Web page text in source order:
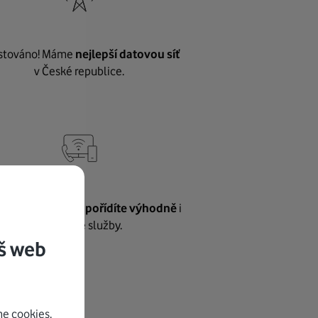
Máme nejlepší datovou síť
v České republice.
pořídíte výhodněi
další naše služby.
web
cookies.